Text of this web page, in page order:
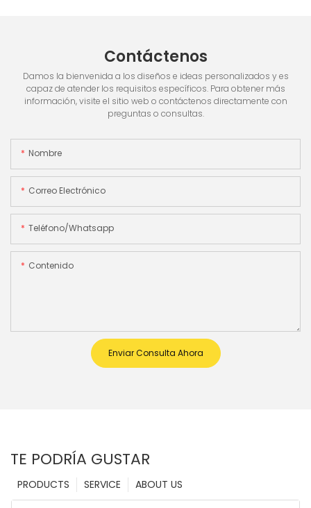
Contáctenos
Damos la bienvenida a los diseños e ideas personalizados y es
capaz de atender los requisitos específicos. Para obtener más
información, visite el sitio web o contáctenos directamente con
preguntas o consultas.
Nombre
Correo Electrónico
Teléfono/whatsapp
Contenido
Enviar Consulta Ahora
TE PODRÍA GUSTAR
ABOUT US
SERVICE
PRODUCTS